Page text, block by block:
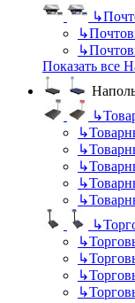
↳
↳
↳
Показать все
↳
↳
↳
↳
↳
↳
↳
↳
↳
↳
↳